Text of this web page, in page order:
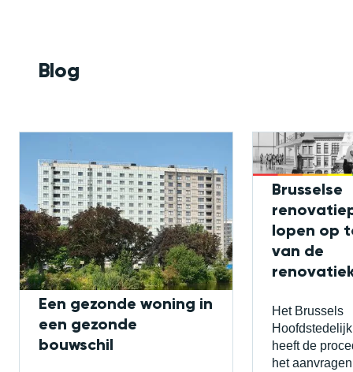
Blog
Een gezonde woning in
een gezonde
bouwschil
Brusselse
lopen op
van de
Het Brussels
heeft de
het